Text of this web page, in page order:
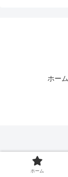
ホーム
ホーム